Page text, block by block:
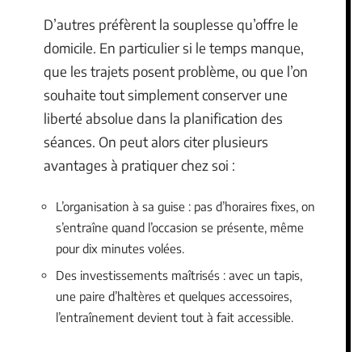
D’autres préfèrent la souplesse qu’offre le
domicile. En particulier si le temps manque,
que les trajets posent problème, ou que l’on
souhaite tout simplement conserver une
liberté absolue dans la planification des
séances. On peut alors citer plusieurs
avantages à pratiquer chez soi :
L’organisation à sa guise : pas d’horaires fixes, on
s’entraîne quand l’occasion se présente, même
pour dix minutes volées.
Des investissements maîtrisés : avec un tapis,
une paire d’haltères et quelques accessoires,
l’entraînement devient tout à fait accessible.